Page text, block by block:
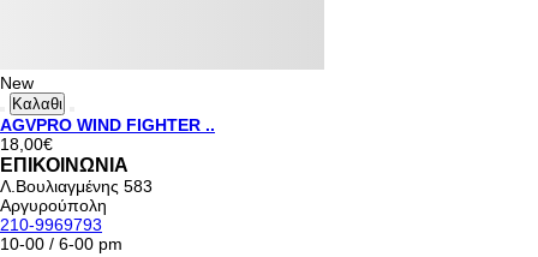
New
Καλαθι
AGVPRO WIND FIGHTER ..
18,00€
ΕΠΙΚΟΙΝΩΝΙΑ
Λ.Βουλιαγμένης 583
Αργυρούπολη
210-9969793
10-00 / 6-00 pm